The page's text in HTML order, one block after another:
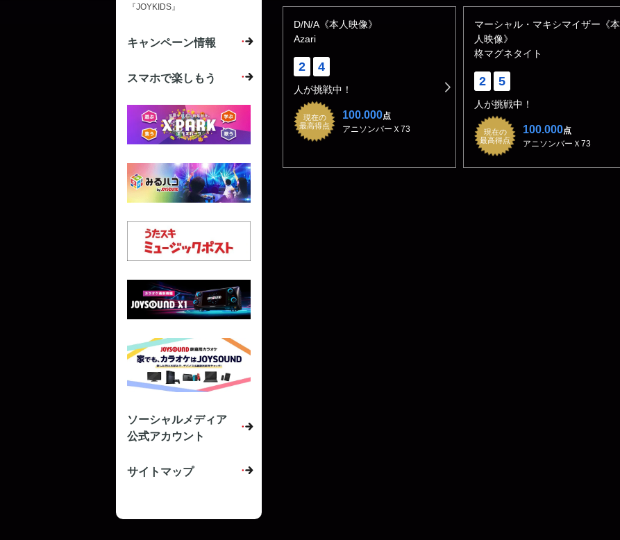
D/N/A《本人映像》
Azari
2 4
人が挑戦中！
現在の
最高得点
100.000点
アニソンバーＸ73
マーシャル・マキシマイザー《本
人映像》
柊マグネタイト
2 5
人が挑戦中！
現在の
最高得点
100.000点
アニソンバーＸ73
『JOYKIDS』
キャンペーン情報
スマホで楽しもう
ソーシャルメディア
公式アカウント
サイトマップ